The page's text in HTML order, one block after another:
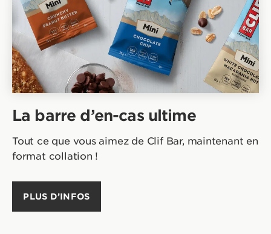
La barre d’en-cas ultime
Tout ce que vous aimez de Clif Bar, maintenant en
format collation !
PLUS D’INFOS